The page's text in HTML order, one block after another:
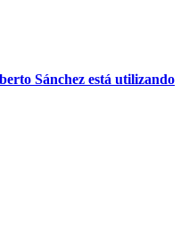
Sánchez está utilizando